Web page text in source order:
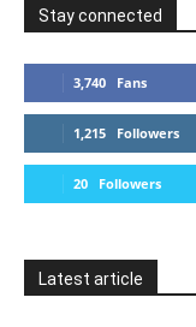
Stay connected
3,740 Fans
1,215 Followers
20 Followers
Latest article